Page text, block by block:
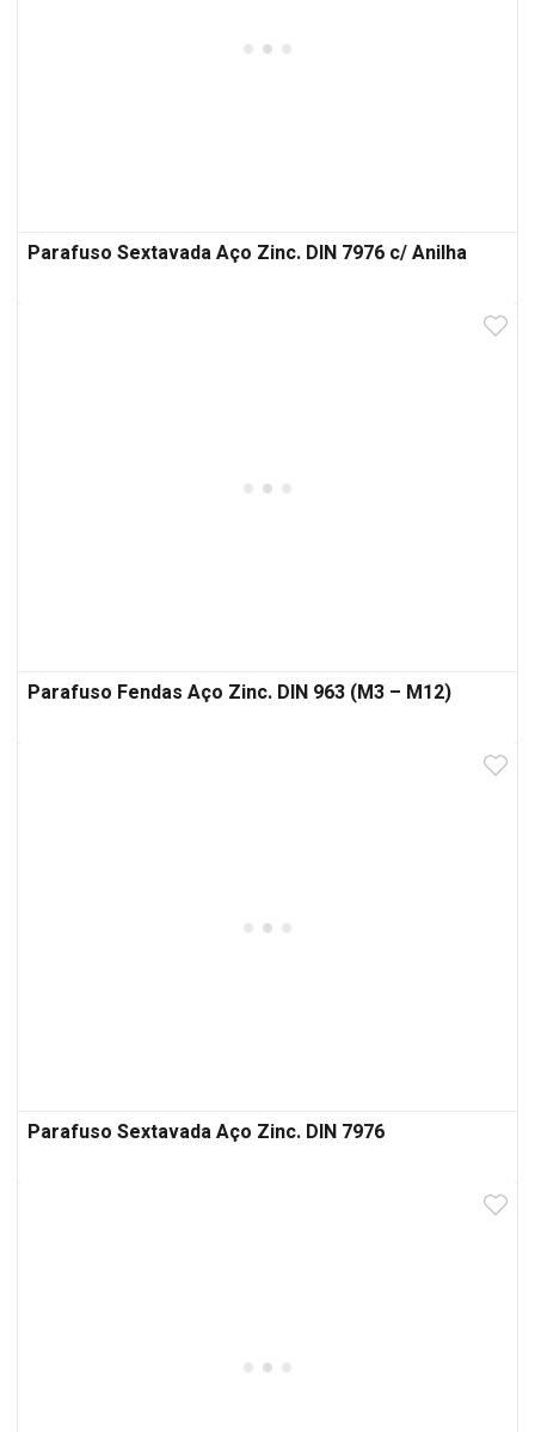
Parafuso Sextavada Aço Zinc. DIN 7976 c/ Anilha
Parafuso Fendas Aço Zinc. DIN 963 (M3 – M12)
Parafuso Sextavada Aço Zinc. DIN 7976